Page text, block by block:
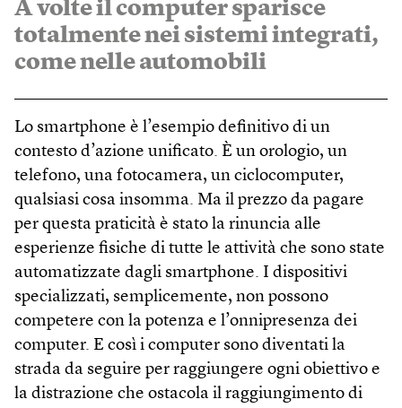
A volte il computer sparisce
totalmente nei sistemi integrati,
come nelle automobili
Lo smartphone è l’esempio definitivo di un
contesto d’azione unificato. È un orologio, un
telefono, una fotocamera, un ciclocomputer,
qualsiasi cosa insomma. Ma il prezzo da pagare
per questa praticità è stato la rinuncia alle
esperienze fisiche di tutte le attività che sono state
automatizzate dagli smartphone. I dispositivi
specializzati, semplicemente, non possono
competere con la potenza e l’onnipresenza dei
computer. E così i computer sono diventati la
strada da seguire per raggiungere ogni obiettivo e
la distrazione che ostacola il raggiungimento di